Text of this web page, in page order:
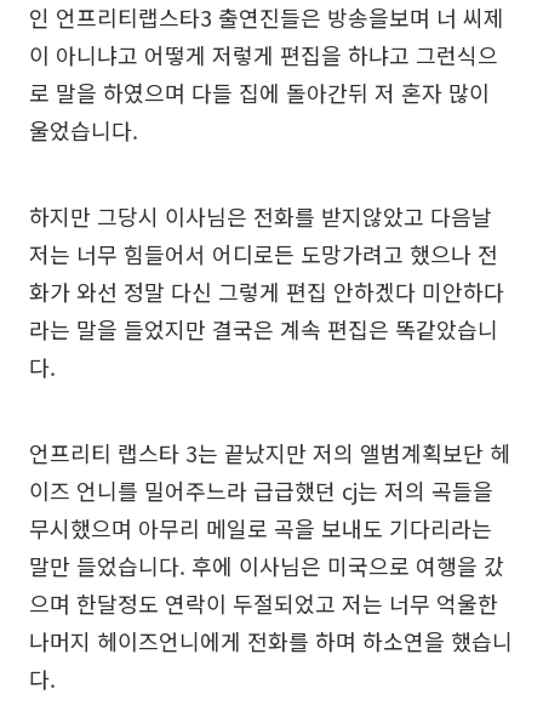
인 언프리티랩스타3 출연진들은 방송을보며 너 씨제
이 아니냐고 어떻게 저렇게 편집을 하냐고 그런식으
로 말을 하였으며 다들 집에 돌아간뒤 저 혼자 많이
울었습니다.
하지만 그당시 이사님은 전화를 받지않았고 다음날
저는 너무 힘들어서 어디로든 도망가려고 했으나 전
화가 와선 정말 다신 그렇게 편집 안하겠다 미안하다
라는 말을 들었지만 결국은 계속 편집은 똑같았습니
다.
언프리티 랩스타 3는 끝났지만 저의 앨범계획보단 헤
이즈 언니를 밀어주느라 급급했던 cj는 저의 곡들을
무시했으며 아무리 메일로 곡을 보내도 기다리라는
말만 들었습니다. 후에 이사님은 미국으로 여행을 갔
으며 한달정도 연락이 두절되었고 저는 너무 억울한
나머지 헤이즈언니에게 전화를 하며 하소연을 했습니
다.